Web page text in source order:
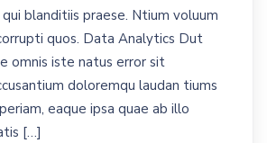
qui blanditiis praese. Ntium voluum
quos. Data Analytics Dut
omnis iste natus error sit
doloremqu laudan tiums
eaque ipsa quae ab illo
[…]